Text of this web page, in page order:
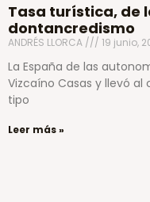
Tasa turística, de
dontancredismo
ANDRÉS LLORCA 19 junio,
La España de las
Vizcaíno Casas y llevó al
tipo
Leer más »